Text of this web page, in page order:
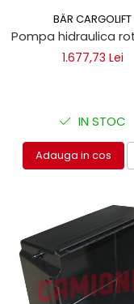
BÄR CARGOLIFT
Pompa hidraulica
1.677,73 Lei
IN STOC
Adauga in cos